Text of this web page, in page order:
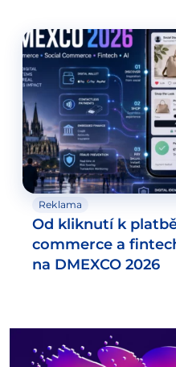
Reklama
Od kliknutí k
commerce a
na DMEXCO 2026